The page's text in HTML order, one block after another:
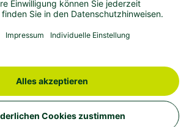
DATENSCHUTZ
BARRIEREFREIHEIT
© 2026 – WestLotto.de